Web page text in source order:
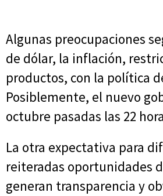
Algunas preocupaciones
de dólar, la inflación,
productos, con la política
Posiblemente, el nuevo
octubre pasadas las 22
La otra expectativa para
reiteradas oportunidades
generan transparencia y